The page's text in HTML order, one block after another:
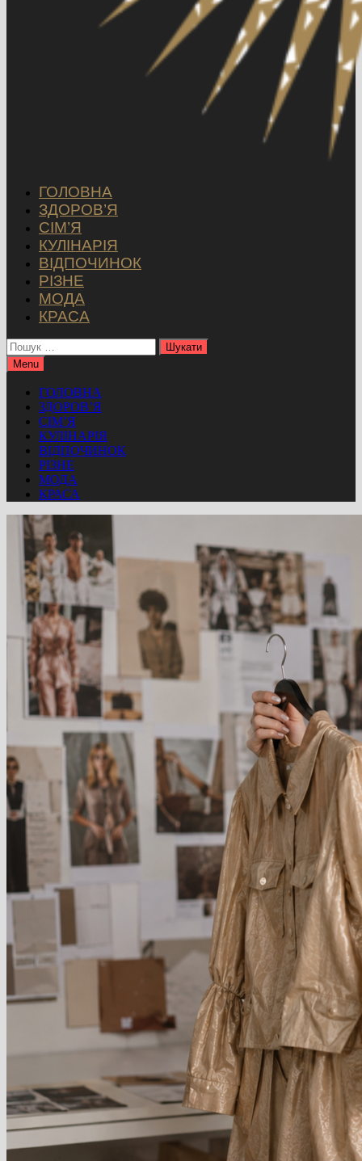
ГОЛОВНА
ЗДОРОВ’Я
СІМ’Я
КУЛІНАРІЯ
ВІДПОЧИНОК
РІЗНЕ
МОДА
КРАСА
Пошук:
Menu
ГОЛОВНА
ЗДОРОВ’Я
СІМ’Я
КУЛІНАРІЯ
ВІДПОЧИНОК
РІЗНЕ
МОДА
КРАСА